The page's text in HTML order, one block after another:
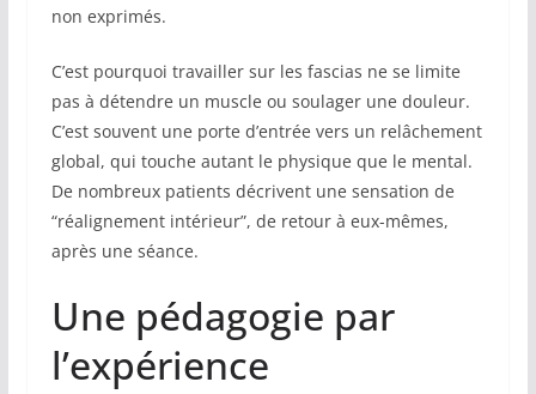
non exprimés.
C’est pourquoi travailler sur les fascias ne se limite
pas à détendre un muscle ou soulager une douleur.
C’est souvent une porte d’entrée vers un relâchement
global, qui touche autant le physique que le mental.
De nombreux patients décrivent une sensation de
“réalignement intérieur”, de retour à eux-mêmes,
après une séance.
Une pédagogie par
l’expérience